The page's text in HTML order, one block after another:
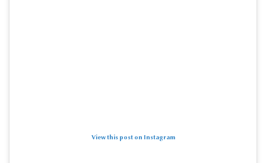
View this post on Instagram